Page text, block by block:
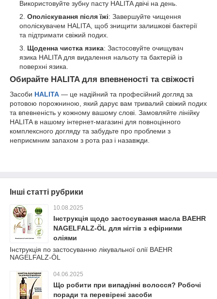
Використовуйте зубну пасту HALITA двічі на день.
Ополіскування після їжі: Завершуйте чищення
ополіскувачем HALITA, щоб знищити залишкові бактерії
та підтримати свіжий подих.
Щоденна чистка язика: Застосовуйте очищувач
язика HALITA для видалення нальоту та бактерій із
поверхні язика.
Обирайте HALITA для впевненості та свіжості
Засоби HALITA — це надійний та професійний догляд за
ротовою порожниною, який дарує вам тривалий свіжий подих
та впевненість у кожному вашому слові. Замовляйте лінійку
HALITA в нашому інтернет-магазині для повноцінного
комплексного догляду та забудьте про проблеми з
неприємним запахом з рота раз і назавжди.
Інші статті рубрики
10.08.2025
Інструкція щодо застосування масла BAEHR
NAGELFALZ-ÖL для нігтів з ефірними
оліями
Інструкція по застосуванню лікувальної олії BAEHR
NAGELFALZ-ÖL
04.06.2025
Що робити при випадінні волосся? Робочі
поради та перевірені засоби